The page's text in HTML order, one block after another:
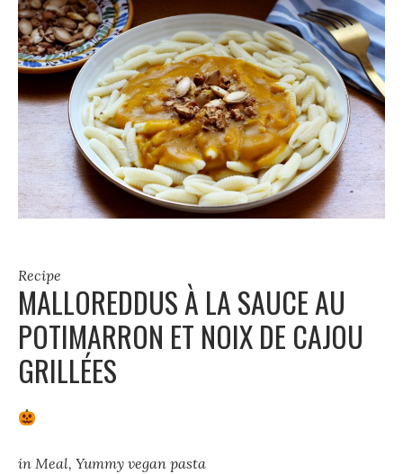
Recipe
MALLOREDDUS À LA SAUCE AU
POTIMARRON ET NOIX DE CAJOU
GRILLÉES
in Meal, Yummy vegan pasta